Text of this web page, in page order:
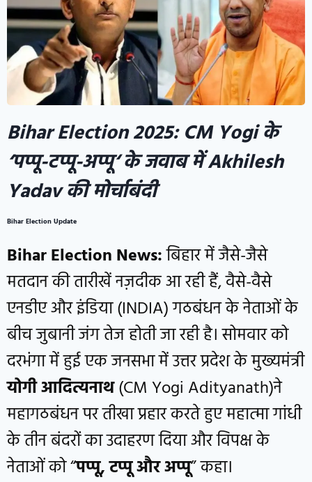
Bihar Election 2025:CM Yogiके
‘पप्पू-टप्पू-अप्पू‘के जवाब मेंAkhilesh
Yadavकी मोर्चाबंदी
Bihar ElectionUpdate
Bihar Election News:बिहार में जैसे-जैसे
मतदान की तारीखें नज़दीक आ रही हैं, वैसे-वैसे
एनडीए और इंडिया (INDIA) गठबंधन के नेताओं के
बीच जुबानी जंग तेज होती जा रही है। सोमवार को
दरभंगा में हुई एक जनसभा में उत्तर प्रदेश के मुख्यमंत्री
योगी आदित्यनाथ(CM Yogi Adityanath)ने
महागठबंधन पर तीखा प्रहार करते हुए महात्मा गांधी
के तीन बंदरों का उदाहरण दिया और विपक्ष के
नेताओं को “पप्पू,टप्पू और अप्पू” कहा।